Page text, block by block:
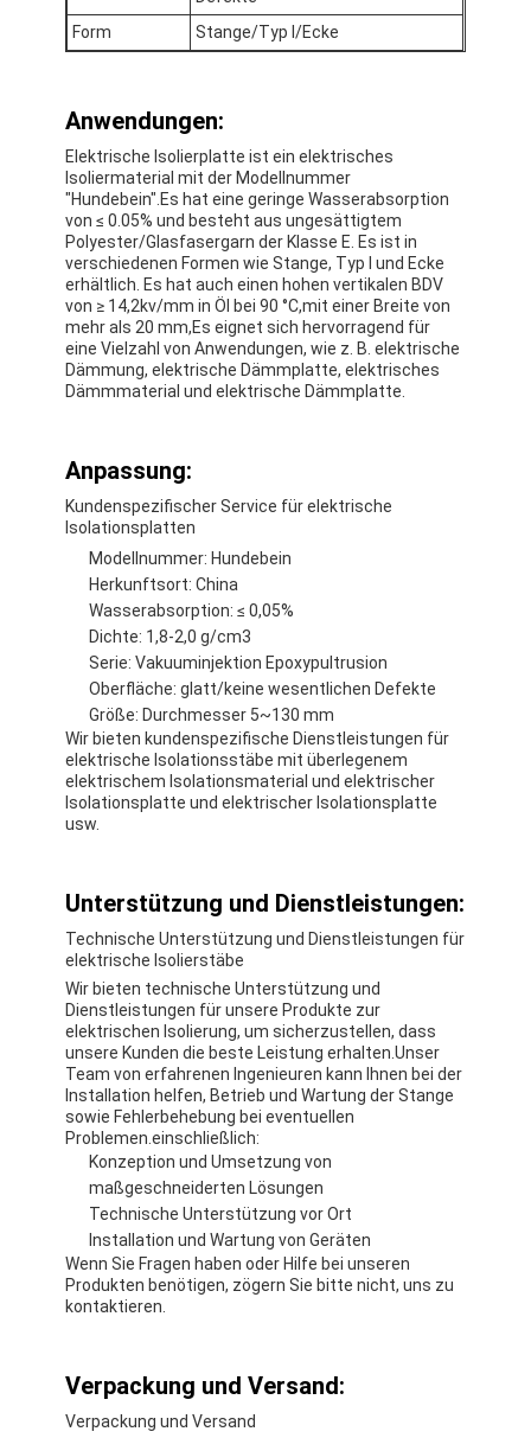
Fabrik-Ausflug
Treten Sie mit uns in Verbindung
Klebendes Isolierungs-Band
Glasgewebe-Isolierungs-Band
Hitzebeständiges Isolierungs-Band
Glasgewebe-Klebstreifen
Aluminiumfolie-Fiberglas-Stoff
Folien-Baumwollstoff-Band
Stoff-Panzerklebeband
Doppeltes mit Seiten versehener Klebstreifen
Präzisions-Feinguss
Elektrische Isolationsplatte
Form
Stange/Typ I/Ecke
Anwendungen:
Elektrische Isolierplatte ist ein elektrisches
Isoliermaterial mit der Modellnummer
"Hundebein".Es hat eine geringe Wasserabsorption
von ≤ 0.05% und besteht aus ungesättigtem
Polyester/Glasfasergarn der Klasse E. Es ist in
verschiedenen Formen wie Stange, Typ I und Ecke
erhältlich. Es hat auch einen hohen vertikalen BDV
von ≥ 14,2kv/mm in Öl bei 90 °C,mit einer Breite von
mehr als 20 mm,Es eignet sich hervorragend für
eine Vielzahl von Anwendungen, wie z. B. elektrische
Dämmung, elektrische Dämmplatte, elektrisches
Dämmmaterial und elektrische Dämmplatte.
Anpassung:
Kundenspezifischer Service für elektrische
Isolationsplatten
Modellnummer: Hundebein
Herkunftsort: China
Wasserabsorption: ≤ 0,05%
Dichte: 1,8-2,0 g/cm3
Serie: Vakuuminjektion Epoxypultrusion
Oberfläche: glatt/keine wesentlichen Defekte
Größe: Durchmesser 5~130 mm
Wir bieten kundenspezifische Dienstleistungen für
elektrische Isolationsstäbe mit überlegenem
elektrischem Isolationsmaterial und elektrischer
Isolationsplatte und elektrischer Isolationsplatte
usw.
Unterstützung und Dienstleistungen:
Technische Unterstützung und Dienstleistungen für
elektrische Isolierstäbe
Wir bieten technische Unterstützung und
Dienstleistungen für unsere Produkte zur
elektrischen Isolierung, um sicherzustellen, dass
unsere Kunden die beste Leistung erhalten.Unser
Team von erfahrenen Ingenieuren kann Ihnen bei der
Installation helfen, Betrieb und Wartung der Stange
sowie Fehlerbehebung bei eventuellen
Problemen.einschließlich:
Konzeption und Umsetzung von
maßgeschneiderten Lösungen
Technische Unterstützung vor Ort
Installation und Wartung von Geräten
Wenn Sie Fragen haben oder Hilfe bei unseren
Produkten benötigen, zögern Sie bitte nicht, uns zu
kontaktieren.
Verpackung und Versand:
Verpackung und Versand